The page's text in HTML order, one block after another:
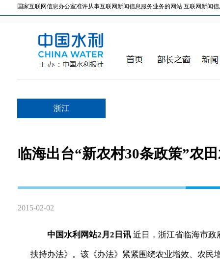
国家互联网信息办公室准许从事互联网新闻信息服务业务的网站 互联网新闻信
浙江
临海出台“新农村30条政策”农
2015-02-02
中国水利网站2月2日讯 近日，浙江省临海市
扶持办法》。该《办法》紧紧围绕农业增效、农